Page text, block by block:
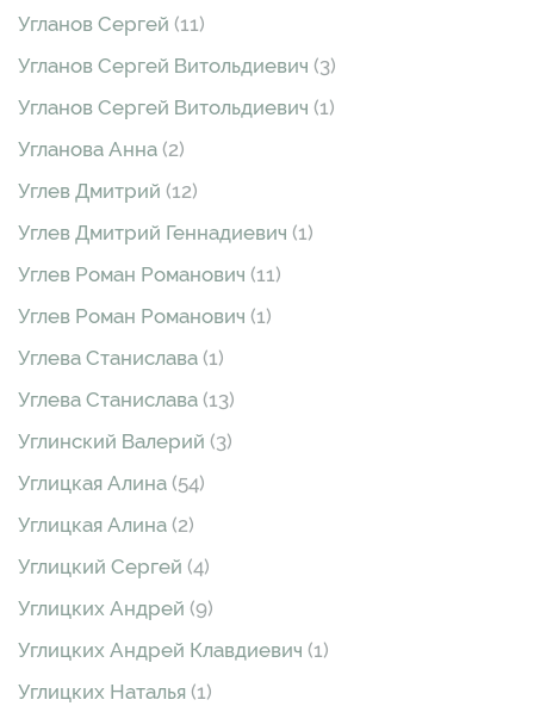
Угланов Сергей (11)
Угланов Сергей Витольдиевич (3)
Угланов Сергей Витольдиевич (1)
Угланова Анна (2)
Углев Дмитрий (12)
Углев Дмитрий Геннадиевич (1)
Углев Роман Романович (11)
Углев Роман Романович (1)
Углева Станислава (1)
Углева Станислава (13)
Углинский Валерий (3)
Углицкая Алина (54)
Углицкая Алина (2)
Углицкий Сергей (4)
Углицких Андрей (9)
Углицких Андрей Клавдиевич (1)
Углицких Наталья (1)